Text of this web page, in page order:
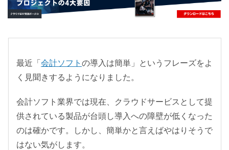
会計
CRM／営業支援／Eコマース
DX（2025年の崖）／クラウドコンピューティング
BPR／業務改善
最近「 会計ソフト の導入は簡単」というフレーズをよ
く見聞きするようになりました。
会計ソフト業界では現在、クラウドサービスとして提
供されている製品が台頭し導入への障壁が低くなった
のは確かです。しかし、簡単かと言えばやはりそうで
はない気がします。